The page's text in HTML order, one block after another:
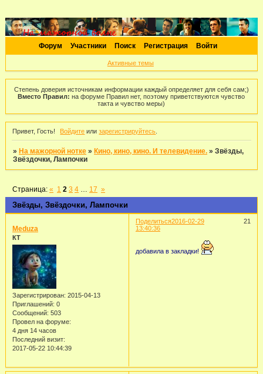
Форум Участники Поиск Регистрация Войти
Активные темы
Степень доверия источникам информации каждый определяет для себя сам;)
Вместо Правил: на форуме Правил нет, поэтому приветствуются чувство
такта и чувство меры)
Привет, Гость! Войдите илизарегистрируйтесь
» На мажорной нотке » Кино, кино, кино. И телевидение. »Звёзды,
Звёздочки, Лампочки
Звёзды, Звёздочки, Лампочки
Страница:« 1 2 3 4 17 »
Поделиться 21
2016-02-29
13:40:36
Meduza
КТ
Зарегистрирован: 2015-04-13
Приглашений: 0
Сообщений: 503
Провел на форуме:
4 дня 14 часов
Последний визит:
2017-05-22 10:44:39
добавила в закладки!